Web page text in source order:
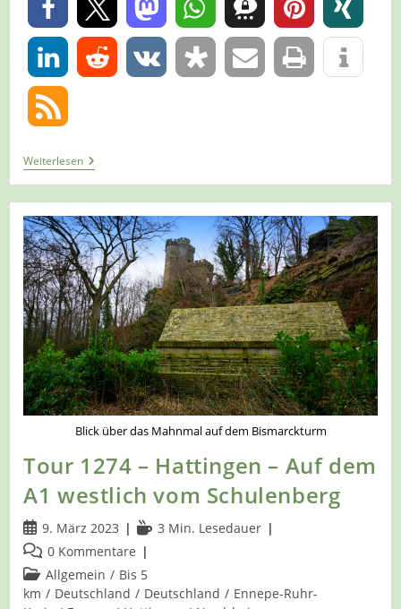
0
0
WeiterlesenTour
1315
–
Hattingen
–
Auf
Dem
A5
Zum
Bergerhof
Blick über das Mahnmal auf dem Bismarckturm
Tour 1274 – Hattingen – Auf dem
A1 westlich vom Schulenberg
Beitrag
veröffentlicht:
9. März 2023 Lesedauer:
3 Min. Lesedauer
Beitrags-
Kommentare:
0 Kommentare
Beitrags-
Kategorie:
Allgemein / Bis 5
km / Deutschland / Deutschland / Ennepe-Ruhr-